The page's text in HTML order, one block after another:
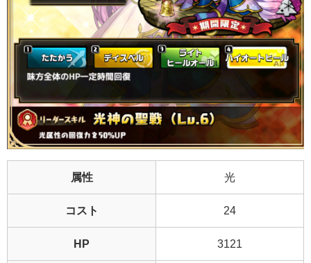
属性 光
コスト 24
HP 3121